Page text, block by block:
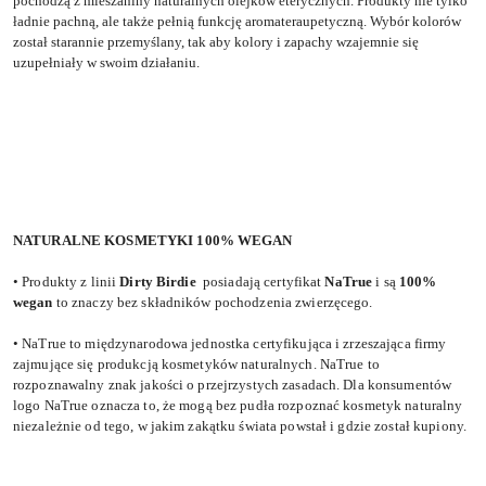
ładnie pachną, ale także pełnią funkcję aromateraupetyczną. Wybór kolorów
został starannie przemyślany, tak aby kolory i zapachy wzajemnie się
uzupełniały w swoim działaniu.
NATURALNE KOSMETYKI 100% WEGAN
• Produkty z liniiDirty Birdie posiadają certyfikatNaTrue i są 100%
wegan to znaczy bez składników pochodzenia zwierzęcego.
• NaTrue to międzynarodowa jednostka certyfikująca i zrzeszająca firmy
zajmujące się produkcją kosmetyków naturalnych. NaTrue to
rozpoznawalny znak jakości o przejrzystych zasadach. Dla konsumentów
logo NaTrue oznacza to, że mogą bez pudła rozpoznać kosmetyk naturalny
niezależnie od tego, w jakim zakątku świata powstał i gdzie został kupiony.